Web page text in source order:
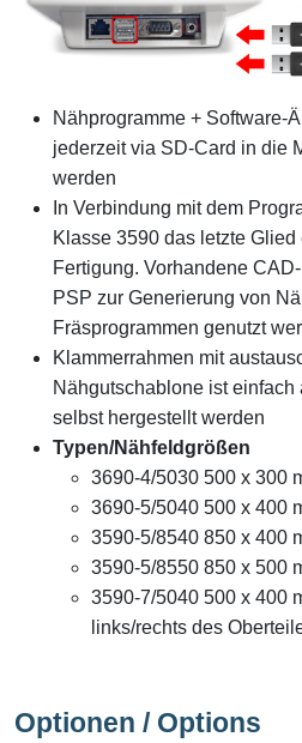
Nähprogramme + Software-
jederzeit via SD-Card in die
werden
In Verbindung mit dem
Klasse 3590 das letzte
Fertigung. Vorhandene
PSP zur Generierung von
Fräsprogrammen genutzt
Klammerrahmen mit
Nähgutschablone ist einfach
selbst hergestellt werden
Typen/Nähfeldgrößen
3690-4/5030 500 x 300
3690-5/5040 500 x 400
3590-5/8540 850 x 400
3590-5/8550 850 x 500
3590-7/5040 500 x 400
links/rechts des
Optionen / Options